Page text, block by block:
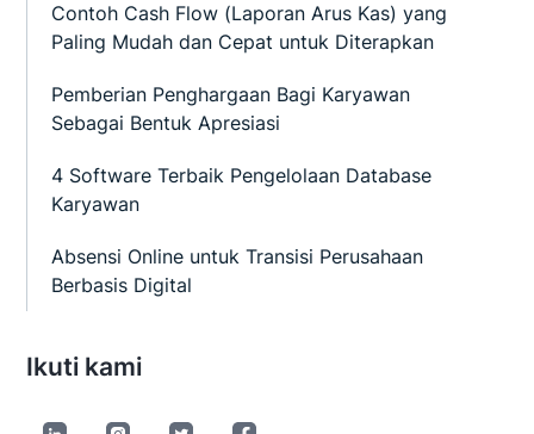
Contoh Cash Flow (Laporan Arus Kas) yang
Paling Mudah dan Cepat untuk Diterapkan
Pemberian Penghargaan Bagi Karyawan
Sebagai Bentuk Apresiasi
4 Software Terbaik Pengelolaan Database
Karyawan
Absensi Online untuk Transisi Perusahaan
Berbasis Digital
Ikuti kami